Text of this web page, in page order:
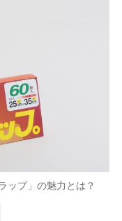
ップ」の魅力とは？